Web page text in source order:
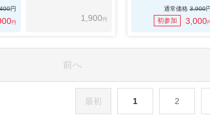
円
円 1,900 円
通常価格 3,900
初参加 3,000
前へ
最初 1 2